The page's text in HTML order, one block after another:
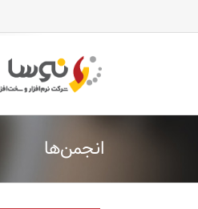
انجمن‌ها